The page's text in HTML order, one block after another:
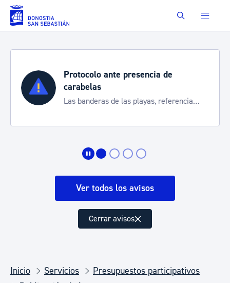
Saltar al contenido principal Buscar
Protocolo ante presencia de
carabelas
Las banderas de las playas, referencia
Ver todos los avisos
Cerrar avisos
Inicio Servicios
Presupuestos participativos